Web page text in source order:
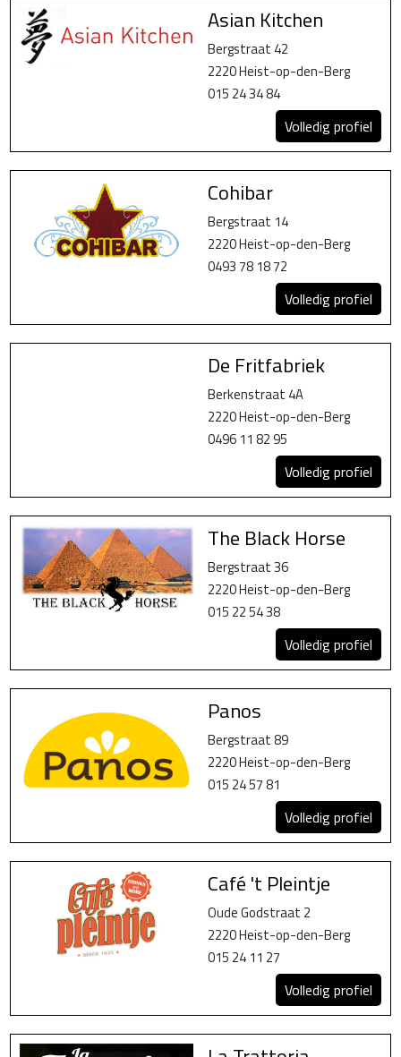
Asian Kitchen
Bergstraat 42
2220 Heist-op-den-Berg
015 24 34 84
Volledig profiel
Cohibar
Bergstraat 14
2220 Heist-op-den-Berg
0493 78 18 72
Volledig profiel
De Fritfabriek
Berkenstraat 4A
2220 Heist-op-den-Berg
0496 11 82 95
Volledig profiel
The Black Horse
Bergstraat 36
2220 Heist-op-den-Berg
015 22 54 38
Volledig profiel
Panos
Bergstraat 89
2220 Heist-op-den-Berg
015 24 57 81
Volledig profiel
Café 't Pleintje
Oude Godstraat 2
2220 Heist-op-den-Berg
015 24 11 27
Volledig profiel